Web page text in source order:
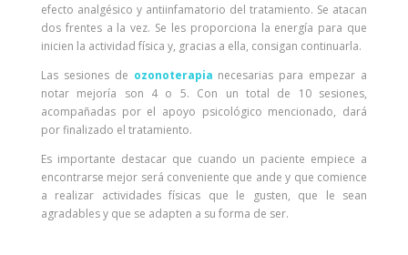
efecto analgésico y antiinfamatorio del tratamiento. Se atacan
dos frentes a la vez. Se les proporciona la energía para que
inicien la actividad física y, gracias a ella, consigan continuarla.
Las sesiones de ozonoterapia necesarias para empezar a
notar mejoría son 4 o 5. Con un total de 10 sesiones,
acompañadas por el apoyo psicológico mencionado, dará
por finalizado el tratamiento.
Es importante destacar que cuando un paciente empiece a
encontrarse mejor será conveniente que ande y que comience
a realizar actividades físicas que le gusten, que le sean
agradables y que se adapten a su forma de ser.